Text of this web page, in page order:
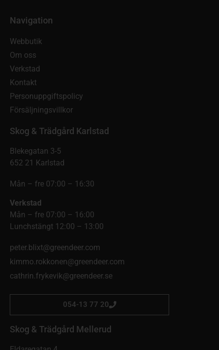
Navigation
Webbutik
Om oss
Verkstad
Kontakt
Personuppgiftspolicy
Försäljningsvillkor
Skog & Trädgård Karlstad
Blekegatan 3-5
652 21 Karlstad
Mån – fre 07:00 – 16:30
Verkstad
Mån – fre 07:00 – 16:00
Lunchstängt 12:00 – 13:00
peter.blixt@greendeer.com
kimmo.rokkonen@greendeer.com
cathrin.frykevik@greendeer.se
054-13 77 20
Skog & Trädgård Mellerud